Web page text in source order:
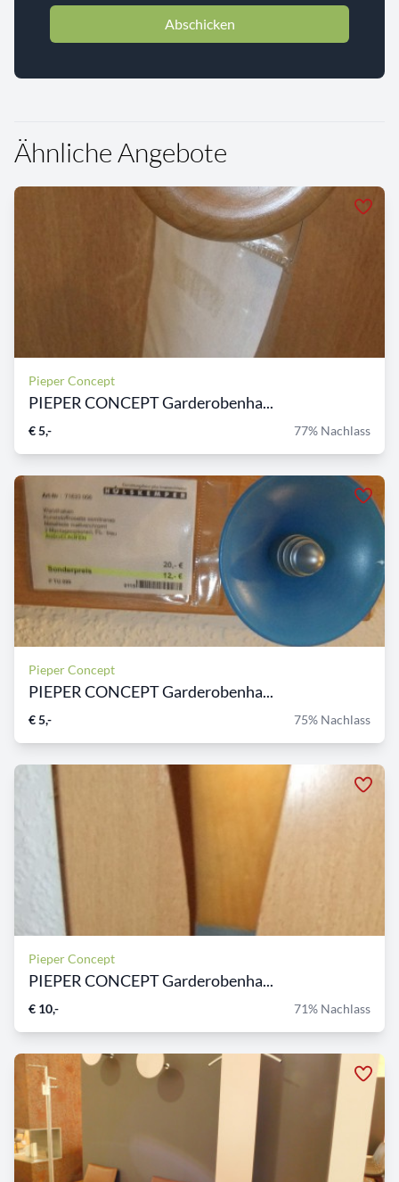
Abschicken
Ähnliche Angebote
Pieper Concept
PIEPER CONCEPT Garderobenha...
€ 5,- 77% Nachlass
Pieper Concept
PIEPER CONCEPT Garderobenha...
€ 5,- 75% Nachlass
Pieper Concept
PIEPER CONCEPT Garderobenha...
€ 10,- 71% Nachlass